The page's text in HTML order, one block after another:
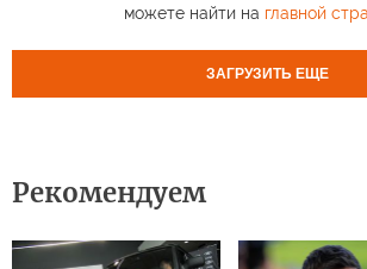
можете найти на главной
ЗАГРУЗИТЬ ЕЩЕ
Рекомендуем